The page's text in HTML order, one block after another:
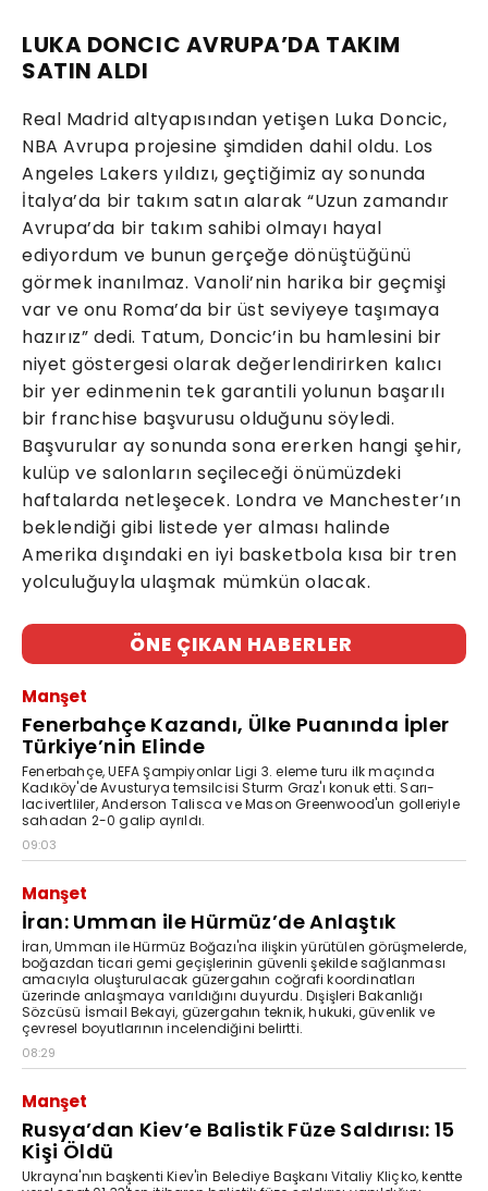
LUKA DONCIC AVRUPA’DA TAKIM
SATIN ALDI
Real Madrid altyapısından yetişen Luka Doncic,
NBA Avrupa projesine şimdiden dahil oldu. Los
Angeles Lakers yıldızı, geçtiğimiz ay sonunda
İtalya’da bir takım satın alarak “Uzun zamandır
Avrupa’da bir takım sahibi olmayı hayal
ediyordum ve bunun gerçeğe dönüştüğünü
görmek inanılmaz. Vanoli’nin harika bir geçmişi
var ve onu Roma’da bir üst seviyeye taşımaya
hazırız” dedi. Tatum, Doncic’in bu hamlesini bir
niyet göstergesi olarak değerlendirirken kalıcı
bir yer edinmenin tek garantili yolunun başarılı
bir franchise başvurusu olduğunu söyledi.
Başvurular ay sonunda sona ererken hangi şehir,
kulüp ve salonların seçileceği önümüzdeki
haftalarda netleşecek. Londra ve Manchester’ın
beklendiği gibi listede yer alması halinde
Amerika dışındaki en iyi basketbola kısa bir tren
yolculuğuyla ulaşmak mümkün olacak.
ÖNE ÇIKAN HABERLER
Manşet
Fenerbahçe Kazandı, Ülke Puanında İpler
Türkiye’nin Elinde
Fenerbahçe, UEFA Şampiyonlar Ligi 3. eleme turu ilk maçında
Kadıköy'de Avusturya temsilcisi Sturm Graz'ı konuk etti. Sarı-
lacivertliler, Anderson Talisca ve Mason Greenwood'un golleriyle
sahadan 2-0 galip ayrıldı.
09:03
Manşet
İran: Umman ile Hürmüz’de Anlaştık
İran, Umman ile Hürmüz Boğazı'na ilişkin yürütülen görüşmelerde,
boğazdan ticari gemi geçişlerinin güvenli şekilde sağlanması
amacıyla oluşturulacak güzergahın coğrafi koordinatları
üzerinde anlaşmaya varıldığını duyurdu. Dışişleri Bakanlığı
Sözcüsü İsmail Bekayi, güzergahın teknik, hukuki, güvenlik ve
çevresel boyutlarının incelendiğini belirtti.
08:29
Manşet
Rusya’dan Kiev’e Balistik Füze Saldırısı: 15
Kişi Öldü
Ukrayna'nın başkenti Kiev'in Belediye Başkanı Vitaliy Kliçko, kentte